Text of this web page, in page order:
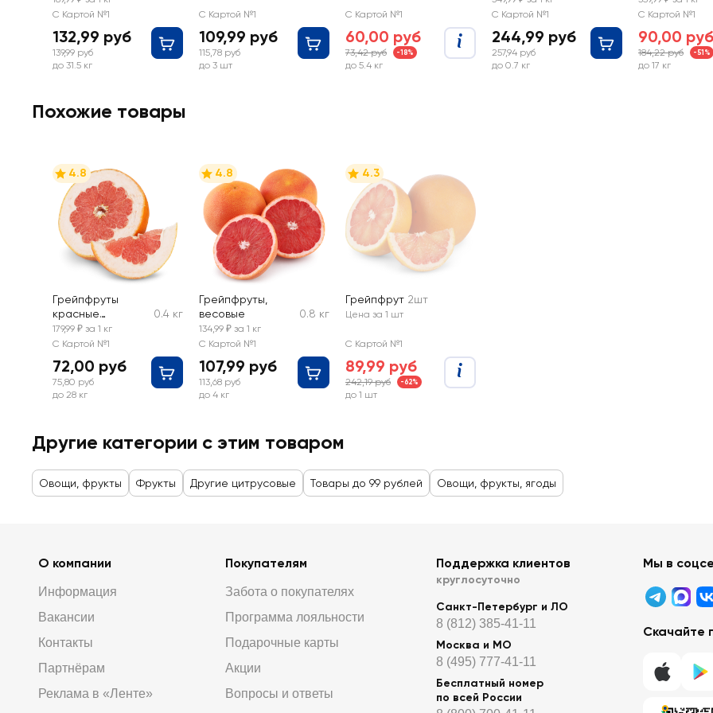
С Картой №1
132,99 руб
139,99 руб
до 31.5 кг
С Картой №1
109,99 руб
115,78 руб
до 3 шт
С Картой №1
60,00 руб
73,42 руб -18%
до 5.4 кг
С Картой №1
244,99 руб
257,94 руб
до 0.7 кг
С Картой №1
90,00 руб
184,22 руб -51%
до 17 кг
Похожие товары
4.8
Грейпфруты
красные
отборные,
весовые
0.4 кг
179,99 ₽ за 1 кг
С Картой №1
72,00 руб
75,80 руб
до 28 кг
4.8
Грейпфруты,
весовые
0.8 кг
134,99 ₽ за 1 кг
С Картой №1
107,99 руб
113,68 руб
до 4 кг
4.3
Грейпфрут 2шт
Цена за 1 шт
С Картой №1
89,99 руб
242,19 руб -62%
до 1 шт
Другие категории с этим товаром
Овощи, фрукты Фрукты Другие цитрусовые Товары до 99 рублей Овощи, фрукты, ягоды
О компании
Информация
Вакансии
Контакты
Партнёрам
Реклама в «Ленте»
Покупателям
Забота о покупателях
Программа лояльности
Подарочные карты
Акции
Вопросы и ответы
Поддержка клиентов
круглосуточно
Санкт-Петербург и ЛО
8 (812) 385-41-11
Москва и МО
8 (495) 777-41-11
Бесплатный номер
по всей России
Мы в
Скачайте